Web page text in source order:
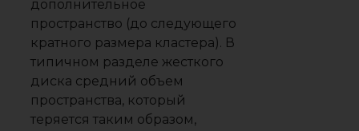
дополнительное
пространство (до следующего
кратного размера кластера). В
типичном разделе жесткого
диска средний объем
пространства, который
теряется таким образом,